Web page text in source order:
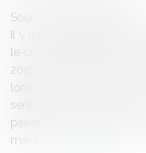
Source :
Il y a certaines
le conseil d'État vient de
2019 rendue sous le
lorsqu'un
services pour l'exercice
paiement des sommes
maint...